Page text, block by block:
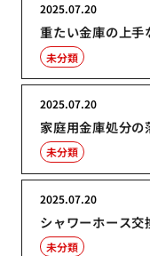
重たい金庫の上手
2025.07.20
未分類
家庭用金庫処分の
2025.07.20
未分類
シャワーホース交
2025.07.20
未分類